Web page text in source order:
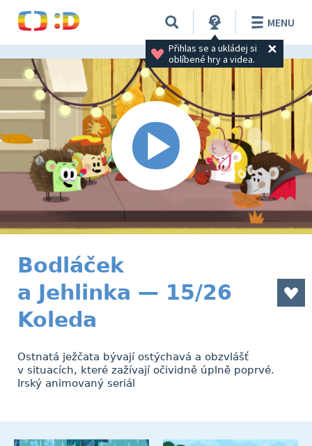
Přihlas se a ukládej si
oblíbené hry a videa.
MENU
Bodláček
a Jehlinka — 15/26
Koleda
Ostnatá ježčata bývají ostýchavá a obzvlášť
v situacích, které zažívají očividně úplně poprvé.
Irský animovaný seriál